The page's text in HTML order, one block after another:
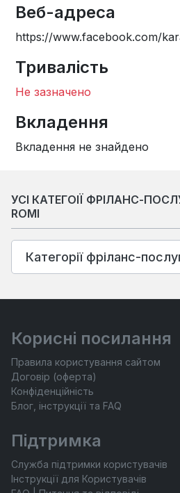
Веб-адреса
https://www.facebook.com/
Тривалість
Не зазначено
Вкладення
Вкладення не знайдено
УСІ КАТЕГОІЇ ФРІЛАНС-
ROMI
Категорії фріланс-
Корисні посилання
Правила користування сайтом
Договір (оферта)
Конфіденційність
Блог, інструкції та FAQ
Підтримка
Служба підтримки користувачів
Інструкції для Користувачів